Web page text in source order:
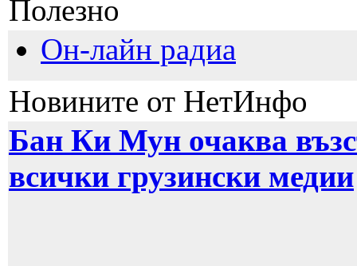
Полезно
Он-лайн радиа
Новините от НетИнфо
Бан Ки Мун очаква
всички грузински медии